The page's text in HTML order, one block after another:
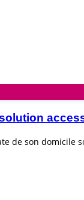
de son domicile